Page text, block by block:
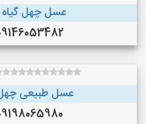
عسل چهل گیاه
09146053482
عسل طبیعی
09198065980